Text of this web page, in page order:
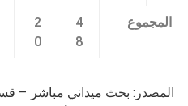
المجموع
4
8
2
0
المصدر: بحث ميداني مباشر – قسم